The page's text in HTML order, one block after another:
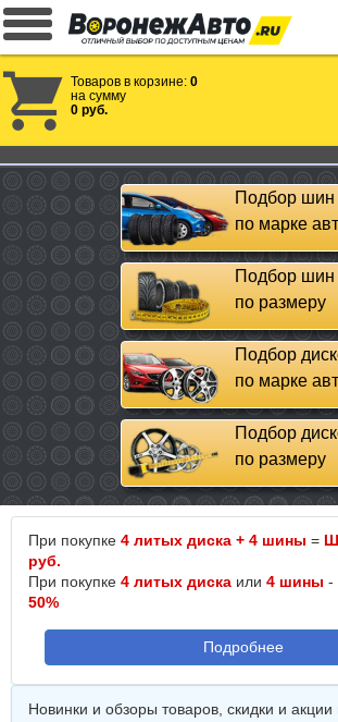
Товаров в корзине: 0
на сумму
0 руб.
Подбор шин
по марке
Подбор шин
по размеру
Подбор
по марке
Подбор
по размеру
При покупке 4 литых диска + 4 шины =
руб.
При покупке 4 литых диска или 4 шины -
50%
Подробнее
Новинки и обзоры товаров, скидки и